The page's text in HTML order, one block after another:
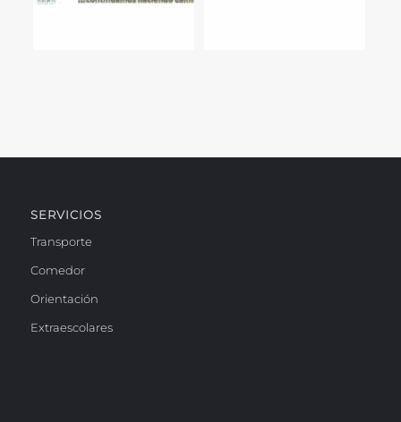
SERVICIOS
Transporte
Comedor
Orientación
Extraescolares